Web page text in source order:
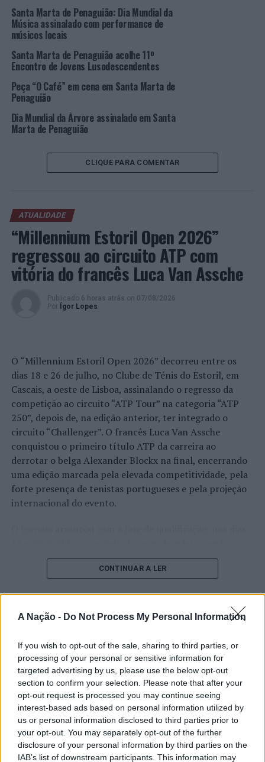
A Nação - Do Not Process My Personal Information
If you wish to opt-out of the sale, sharing to third parties, or
processing of your personal or sensitive information for
targeted advertising by us, please use the below opt-out
section to confirm your selection. Please note that after your
opt-out request is processed you may continue seeing
interest-based ads based on personal information utilized by
us or personal information disclosed to third parties prior to
your opt-out. You may separately opt-out of the further
disclosure of your personal information by third parties on the
IAB’s list of downstream participants. This information may
TÓPICOS RELACIONADOS:
CM SANTA MARTA DE PENAGUIÃO
DESTAQUE
SAAS SANTA MARTA DE PENAGUIÃO
Estudo revela que temperaturas elevadas e seca
reduzem o crescimento de árvores tropicais
NÃO PERCA
Agrária de Coimbra acolhe “X Congresso” da APDEA e
“IV ESADR”
Santa Marta de Penaguião: Dia Mundial da
Música assinalado com performance de
músicos locais
Santa Marta de Penaguião acolhe 11º
Encontro de Jovens Lusodescendentes
Peça “O Café” em cena em Santa Marta de
Penaguião
Dia Mundial da Árvore assinalado em Santa
Marta de Penaguião
CLIQUE PARA COMENTAR
ATUALIDADE
“Millennium Estoril Open 2026”
regressou ao circuito ATP com
vitória do francês Luca Van Assche
Publicado 6 horas atrás on 07/08/2026
Por
Ígor Lopes
O “Millennium Estoril Open 2026” decorreu entre os
dias 18 e 26 de julho, no Clube de Ténis do Estoril, em
Cascais, a oeste de Lisboa, assinalando o regresso da
competição ao circuito “ATP Tour” na categoria “ATP
250”, depois de, na edição anterior, ter integrado o
circuito “Challenger”. O francês Luca Van Assche
conquistou o primeiro título ATP da carreira ao
derrotar o belga Alexander Blockx na final, encerrando
uma edição marcada pela elevada competitividade, pela
forte presença de tenistas portugueses e pela projeção
internacional do evento.
de um lugar no quadro principal. A cerimónia de
abertura contou com a presença do presidente da
início de uma competição que voltou a colocar o
ténis.
Apesar das desistências de última hora de jogadores
como Casper Ruud (Noruega), Alejandro Davidovich
Fokina (Espanha) e Matteo Arnaldi (Itália), a prova
apresentou um quadro competitivo de elevado nível,
liderado pelo russo Andrey Rublev, primeiro cabeça de
série, pelo italiano Luciano Darderi, pelo chileno
Alejandro Tabilo e pelo belga Alexander Blockx.
CONTINUAR A LER
ATUALIDADE
Castelo Branco: “Bienal
Internacional de Artes e Ofícios”
promete afirmar artesanato,
património e inovação como
“motores de desenvolvimento
económico e cultural” do município
português